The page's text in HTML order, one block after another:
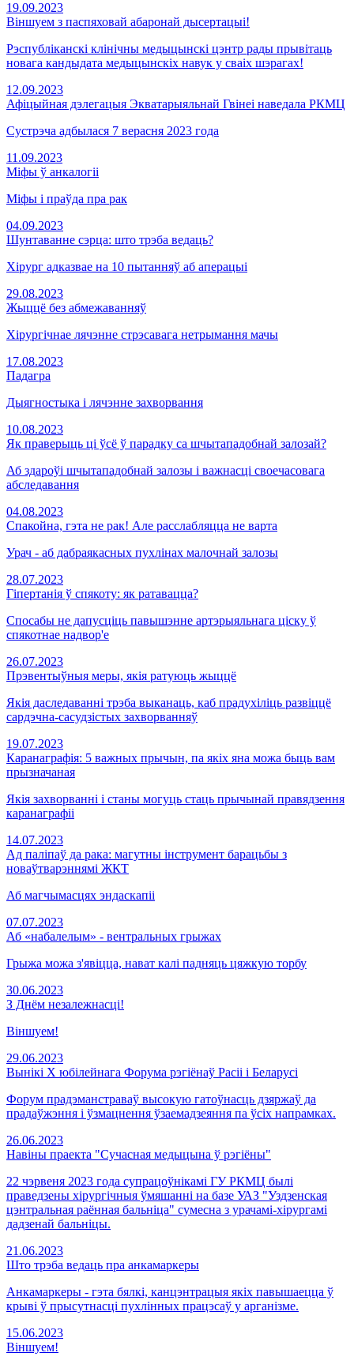
19.09.2023
Віншуем з паспяховай абаронай дысертацыі!
Рэспубліканскі клінічны медыцынскі цэнтр рады прывітаць
новага кандыдата медыцынскіх навук у сваіх шэрагах!
12.09.2023
Афіцыйная дэлегацыя Экватарыяльнай Гвінеі наведала РКМЦ
Сустрэча адбылася 7 верасня 2023 года
11.09.2023
Міфы ў анкалогіі
Міфы і праўда пра рак
04.09.2023
Шунтаванне сэрца: што трэба ведаць?
Хірург адказвае на 10 пытанняў аб аперацыі
29.08.2023
Жыццё без абмежаванняў
Хірургічнае лячэнне стрэсавага нетрымання мачы
17.08.2023
Падагра
Дыягностыка і лячэнне захворвання
10.08.2023
Як праверыць ці ўсё ў парадку са шчытападобнай залозай?
Аб здароўі шчытападобнай залозы і важнасці своечасовага
абследавання
04.08.2023
Спакойна, гэта не рак! Але расслабляцца не варта
Урач - аб дабраякасных пухлінах малочнай залозы
28.07.2023
Гіпертанія ў спякоту: як ратавацца?
Спосабы не дапусціць павышэнне артэрыяльнага ціску ў
спякотнае надвор'е
26.07.2023
Прэвентыўныя меры, якія ратуюць жыццё
Якія даследаванні трэба выканаць, каб прадухіліць развіццё
сардэчна-сасудзістых захворванняў
19.07.2023
Каранаграфія: 5 важных прычын, па якіх яна можа быць вам
прызначаная
Якія захворванні і станы могуць стаць прычынай правядзення
каранаграфіі
14.07.2023
Ад паліпаў да рака: магутны інструмент барацьбы з
новаўтварэннямі ЖКТ
Аб магчымасцях эндаскапіі
07.07.2023
Аб «набалелым» - вентральных грыжах
Грыжа можа з'явіцца, нават калі падняць цяжкую торбу
30.06.2023
З Днём незалежнасці!
Віншуем!
29.06.2023
Вынікі Х юбілейнага Форума рэгіёнаў Расіі і Беларусі
Форум прадэманстраваў высокую гатоўнасць дзяржаў да
прадаўжэння і ўзмацнення ўзаемадзеяння па ўсіх напрамках.
26.06.2023
Навіны праекта "Сучасная медыцына ў рэгіёны"
22 чэрвеня 2023 года супрацоўнікамі ГУ РКМЦ былі
праведзены хірургічныя ўмяшанні на базе УАЗ "Уздзенская
цэнтральная раённая бальніца" сумесна з урачамі-хірургамі
дадзенай бальніцы.
21.06.2023
Што трэба ведаць пра анкамаркеры
Анкамаркеры - гэта бялкі, канцэнтрацыя якіх павышаецца ў
крыві ў прысутнасці пухлінных працэсаў у арганізме.
15.06.2023
Віншуем!